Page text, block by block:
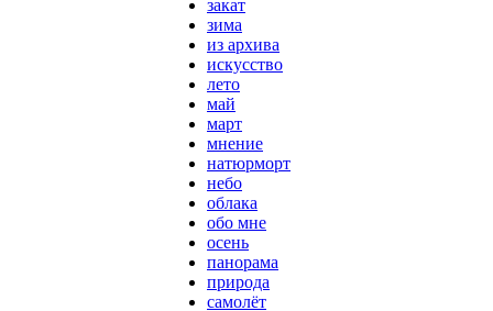
закат
зима
из архива
искусство
лето
май
март
мнение
натюрморт
небо
облака
обо мне
осень
панорама
природа
самолёт